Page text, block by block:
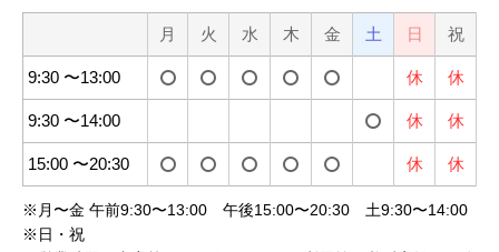
月 火 水 木 金 土 日 祝
9:30 〜13:00 休 休
9:30 〜14:00 休 休
15:00 〜20:30 休 休
※ 月〜金 午前9:30〜13:00 午後15:00〜20:30 土9:30〜14:00
※ 日・祝